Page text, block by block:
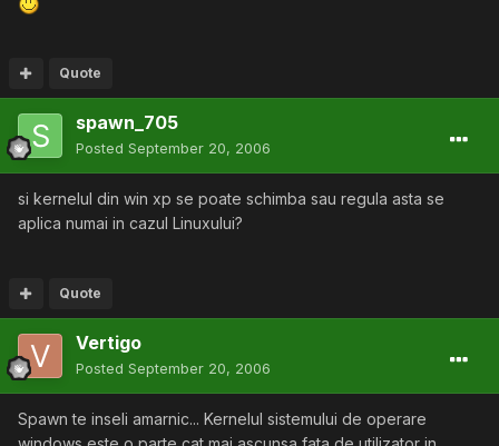
Quote
spawn_705
Posted September 20, 2006
si kernelul din win xp se poate schimba sau regula asta se
aplica numai in cazul Linuxului?
Quote
Vertigo
Posted September 20, 2006
Spawn te inseli amarnic... Kernelul sistemului de operare